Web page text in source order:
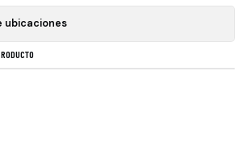
ubicaciones